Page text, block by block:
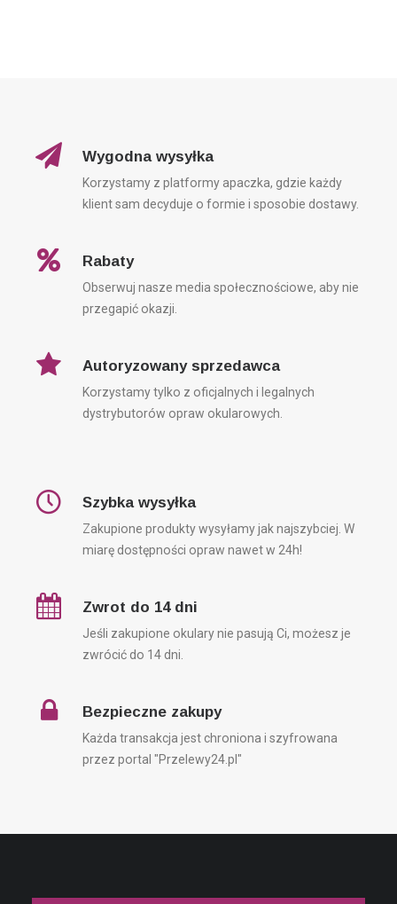
Nie Wygodna wysyłka
Korzystamy z platformy apaczka, gdzie każdy
klient sam decyduje o formie i sposobie dostawy.
Rabaty
Obserwuj nasze media społecznościowe, aby nie
przegapić okazji.
Autoryzowany sprzedawca
Korzystamy tylko z oficjalnych i legalnych
dystrybutorów opraw okularowych.
Szybka wysyłka
Zakupione produkty wysyłamy jak najszybciej. W
miarę dostępności opraw nawet w 24h!
Zwrot do 14 dni
Jeśli zakupione okulary nie pasują Ci, możesz je
zwrócić do 14 dni.
Bezpieczne zakupy
Każda transakcja jest chroniona i szyfrowana
przez portal "Przelewy24.pl"